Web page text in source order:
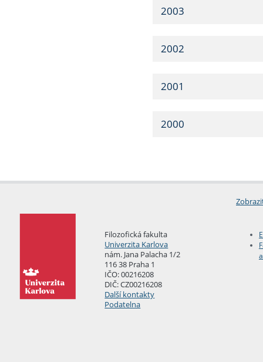
2003
2002
2001
2000
Filozofická fakulta
Univerzita Karlova
nám. Jana Palacha 1/2
116 38 Praha 1
IČO: 00216208
DIČ: CZ00216208
Další kontakty
Podatelna